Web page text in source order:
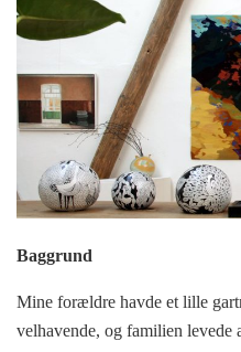
Baggrund
Mine forældre havde et lille
velhavende, og familien levede